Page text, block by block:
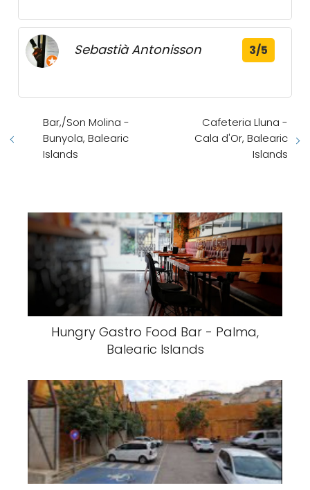
Sebastià Antonisson 3/5
Bar,/Son Molina -
Bunyola, Balearic
Islands
Cafeteria Lluna -
Cala d'Or, Balearic
Islands
Hungry Gastro Food Bar - Palma,
Balearic Islands